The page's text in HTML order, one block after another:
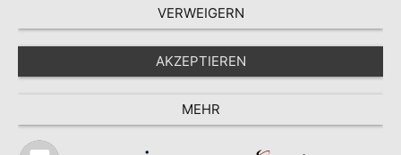
VERWEIGERN
AKZEPTIEREN
MEHR